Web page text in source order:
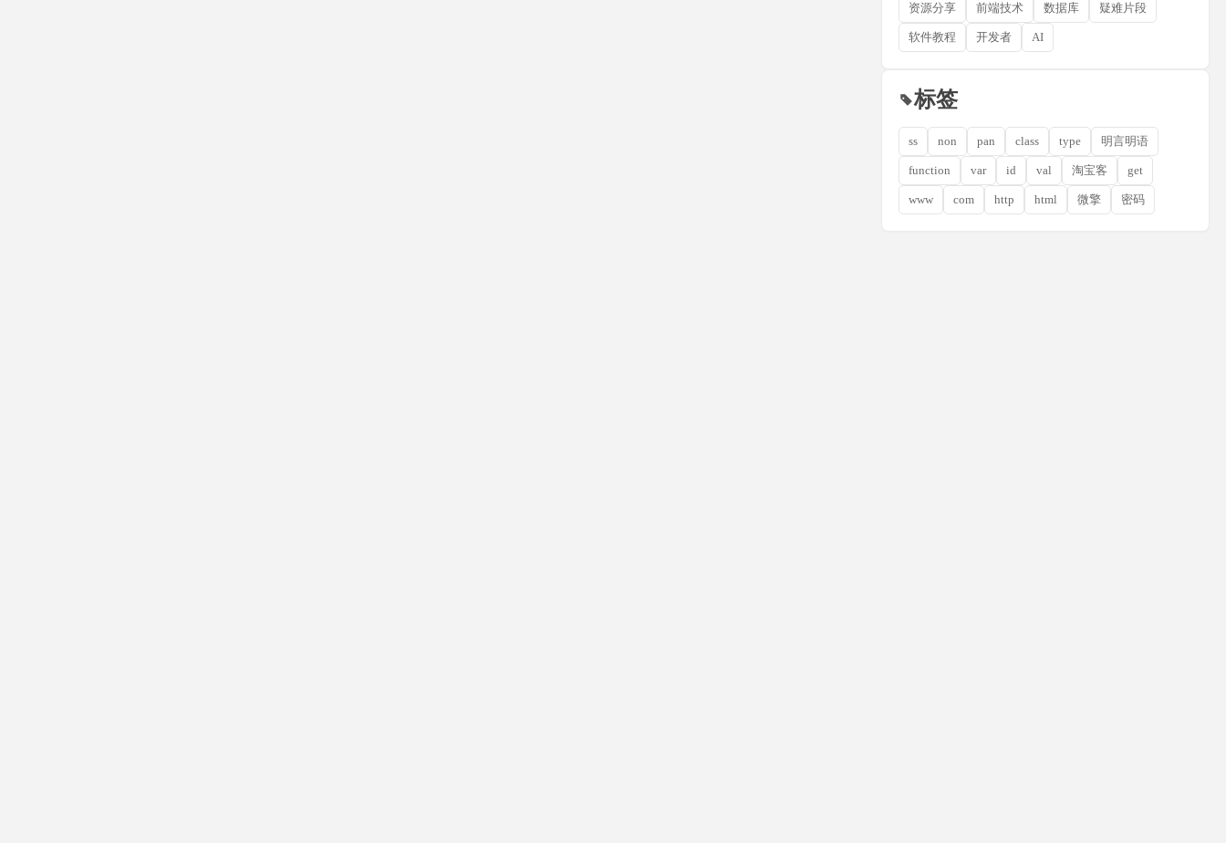
资源分享 前端技术 数据库 疑难片段
软件教程 开发者 AI
标签
ss non pan class type 明言明语
function var id val 淘宝客 get
www com http html 微擎 密码